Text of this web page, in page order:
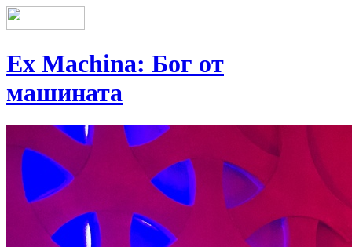
Ex Machina: Бог от
машината